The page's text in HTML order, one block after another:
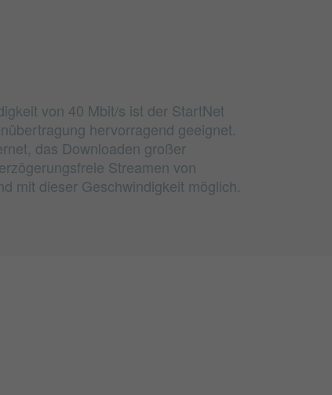
von 40 Mbit/s ist der StartNet
hervorragend geeignet.
das Downloaden großer
Streamen von
mit dieser Geschwindigkeit möglich.